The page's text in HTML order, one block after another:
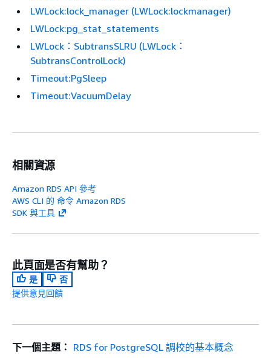
LWLock:lock_manager (LWLock:lockmanager)
LWLock:pg_stat_statements
LWLock：SubtransSLRU (LWLock：
SubtransControlLock)
Timeout:PgSleep
Timeout:VacuumDelay
相關資源
Amazon RDS API 參考
AWS CLI 的 命令 Amazon RDS
SDK 與工具
此頁面是否有幫助？
是
否
提供意見回饋
下一個主題： RDS for PostgreSQL 調校的基本概念